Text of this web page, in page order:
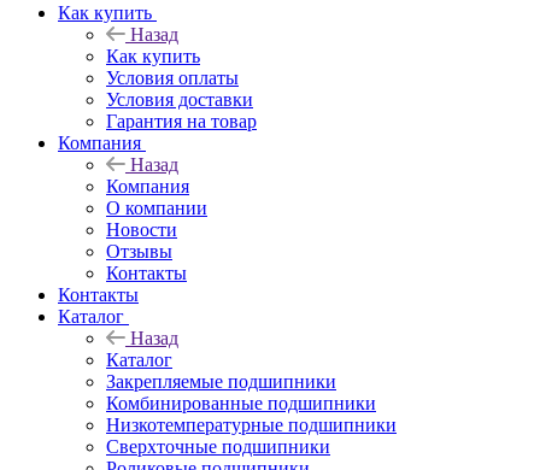
Как купить
Назад
Как купить
Условия оплаты
Условия доставки
Гарантия на товар
Компания
Назад
Компания
О компании
Новости
Отзывы
Контакты
Контакты
Каталог
Назад
Каталог
Закрепляемые подшипники
Комбинированные подшипники
Низкотемпературные подшипники
Сверхточные подшипники